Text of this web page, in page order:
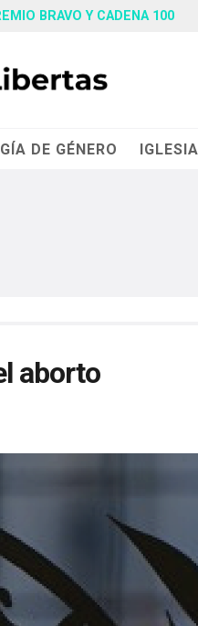
BRAVO Y CADENA 100
DE GÉNERO IGLESIA
aborto